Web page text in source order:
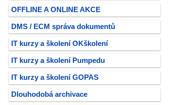
OFFLINE A ONLINE AKCE
DMS / ECM správa dokumentů
IT kurzy a školení OKškolení
IT kurzy a školení Pumpedu
IT kurzy a školení GOPAS
Dlouhodobá archivace